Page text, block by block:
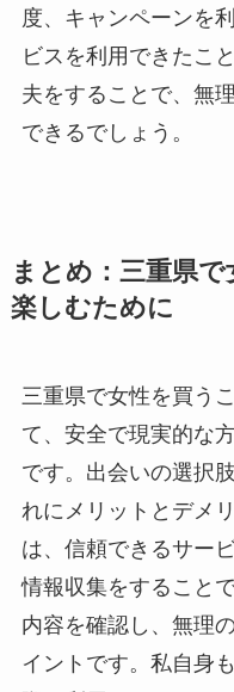
度、キャンペーンを
ビスを利用できたこ
夫をすることで、無
できるでしょう。
まとめ：三重県
楽しむために
三重県で女性を買う
て、安全で現実的な
です。出会いの選択
れにメリットとデメ
は、信頼できるサー
情報収集をすること
内容を確認し、無理
イントです。私自身